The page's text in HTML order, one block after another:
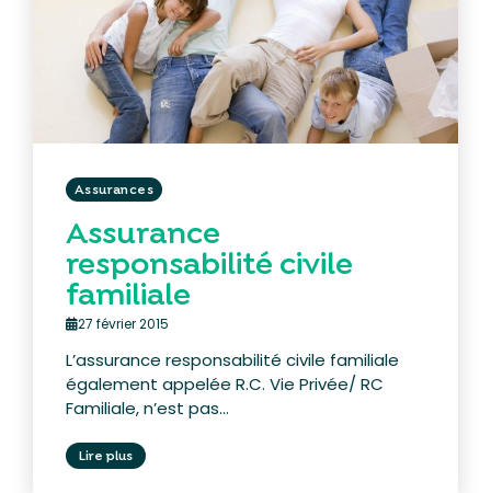
Assurances
Assurance
responsabilité civile
familiale
27 février 2015
L’assurance responsabilité civile familiale
également appelée R.C. Vie Privée/ RC
Familiale, n’est pas...
Lire plus